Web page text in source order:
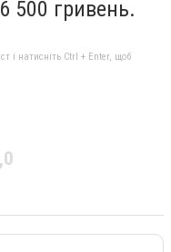
500 гривень.
і натисніть Ctrl + Enter, щоб